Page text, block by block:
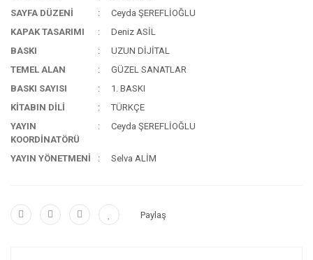
SAYFA DÜZENİ
Ceyda ŞEREFLİOĞLU
KAPAK TASARIMI
Deniz ASİL
BASKI
UZUN DİJİTAL
TEMEL ALAN
GÜZEL SANATLAR
BASKI SAYISI
1. BASKI
KİTABIN DİLİ
TÜRKÇE
YAYIN
KOORDİNATÖRÜ
Ceyda ŞEREFLİOĞLU
YAYIN YÖNETMENİ Selva ALİM
Paylaş